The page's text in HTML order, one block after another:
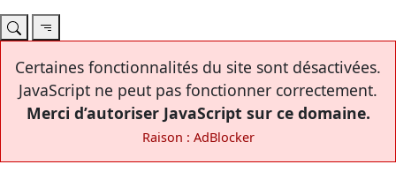
Certaines fonctionnalités du site sont désactivées.
JavaScript ne peut pas fonctionner correctement.
Merci d’autoriser JavaScript sur ce domaine.
Raison : AdBlocker